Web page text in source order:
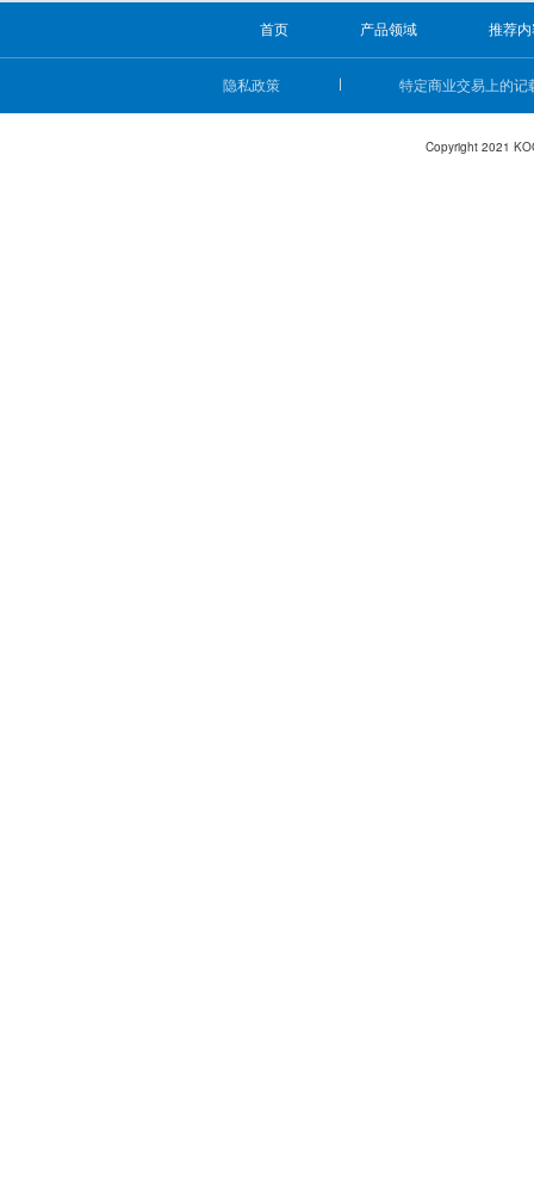
首页 产品领域 推荐
隐私政策 特定商业交易上的记
Copyright 2021